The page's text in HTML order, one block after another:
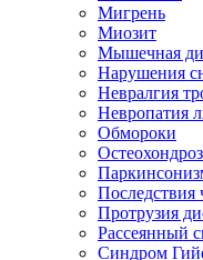
Мигрень
Миозит
Мышечная
Нарушения
Невралгия
Невропатия
Обмороки
Остеохондроз
Последствия
Протрузия
Рассеянный
Синдром